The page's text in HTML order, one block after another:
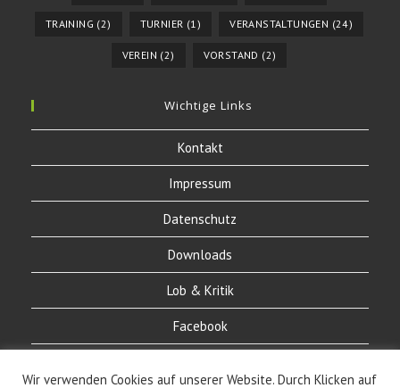
TRAINING (2) TURNIER (1) VERANSTALTUNGEN (24)
VEREIN (2) VORSTAND (2)
Wichtige Links
Kontakt
Impressum
Datenschutz
Downloads
Lob & Kritik
Facebook
Wir verwenden Cookies auf unserer Website. Durch Klicken auf